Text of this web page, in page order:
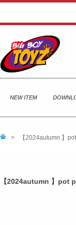
NEW ITEM
> 【2024autumn 】
【2024autumn 】pot